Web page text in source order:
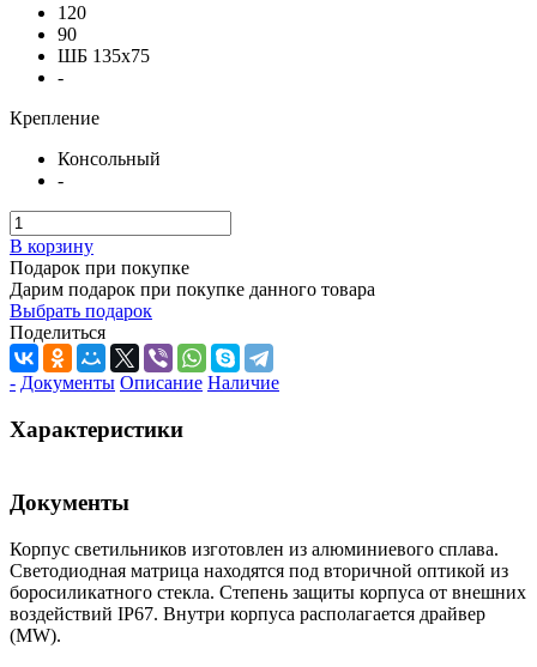
120
90
ШБ 135x75
-
Крепление
Консольный
-
В корзину
Подарок при покупке
Дарим подарок при покупке данного товара
Выбрать подарок
Поделиться
- Документы Описание Наличие
Характеристики
Документы
Корпус светильников изготовлен из алюминиевого сплава.
Светодиодная матрица находятся под вторичной оптикой из
боросиликатного стекла. Степень защиты корпуса от внешних
воздействий IP67. Внутри корпуса располагается драйвер
(MW).